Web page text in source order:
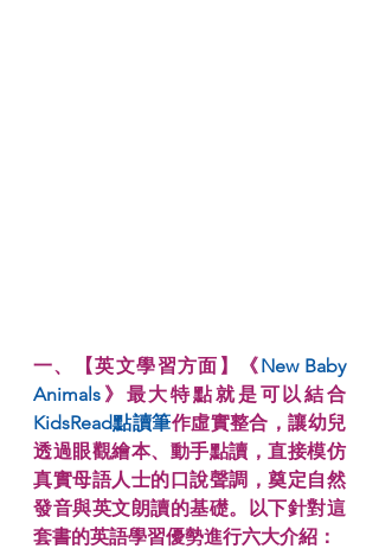
一、【英文學習方面】《New Baby
Animals 》最大特點就是可以結合
KidsRead點讀筆作虛實整合，讓幼兒
透過眼觀繪本、動手點讀，直接模仿
真實母語人士的口說聲調，奠定自然
發音與英文朗讀的基礎。以下針對這
套書的英語學習優勢進行六大介紹：